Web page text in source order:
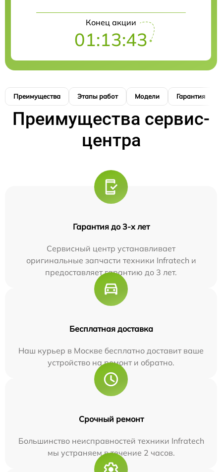
Конец акции
01:13:42
Преимущества Этапы работ Модели Гарантия
Преимущества сервис-
центра
Гарантия до 3-х лет
Сервисный центр устанавливает
оригинальные запчасти техники Infratech и
предоставляет гарантию до 3 лет.
Бесплатная доставка
Наш курьер в Москве бесплатно доставит ваше
устройство на ремонт и обратно.
Срочный ремонт
Большинство неисправностей техники Infratech
мы устраняем в течение 2 часов.